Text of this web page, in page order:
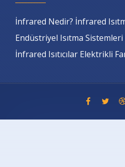
İnfrared Nedir? İnfrared
Endüstriyel Isıtma
İnfrared Isıtıcılar Elektrikli